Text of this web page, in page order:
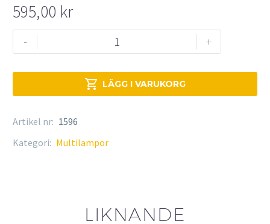
595,00 kr
-
Multilampa
vänster
+
 LÄGG I VARUKORG
Artikel nr: 1596
Kategori: Multilampor
LIKNANDE